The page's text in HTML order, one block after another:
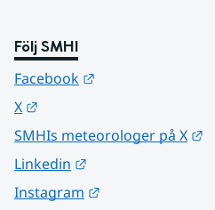
Följ SMHI
Facebook
X
SMHIs meteorologer på X
Linkedin
Instagram